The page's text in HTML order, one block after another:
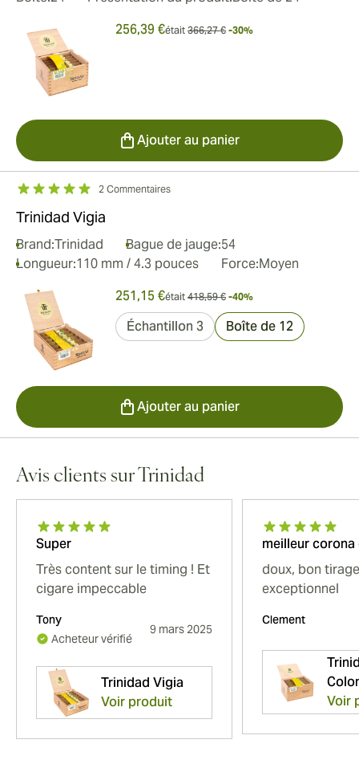
256,39 €était 366,27 € -30%
Ajouter au panier
2 Commentaires
Trinidad Vigia
Brand:Trinidad Bague de jauge:54
Longueur:110 mm / 4.3 pouces Force:Moyen
251,15 €était 418,59 € -40%
Échantillon 3 Boîte de 12
Ajouter au panier
Avis clients sur Trinidad
Super
Très content sur le timing ! Et
cigare impeccable
Tony
Acheteur vérifié
9 mars 2025
Trinidad Vigia
Voir produit
meilleur corona
doux, bon
exceptionnel
Clement
Voir